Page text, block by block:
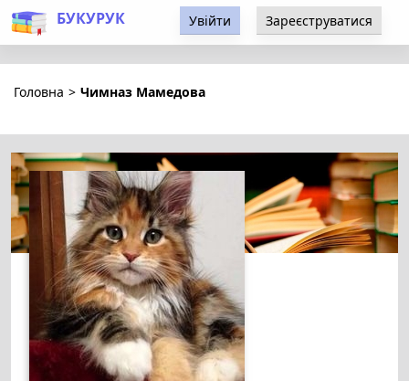
БУКУРУК Увійти Зареєструватися
Головна > Чимназ Мамедова